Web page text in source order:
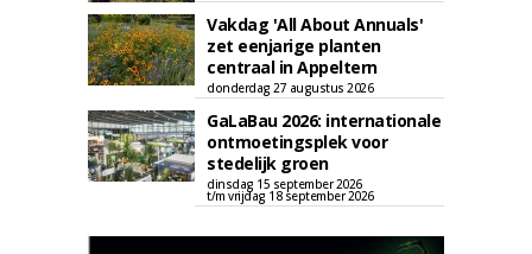
Vakdag 'All About Annuals'
zet eenjarige planten
centraal in Appeltern
donderdag 27 augustus 2026
GaLaBau 2026: internationale
ontmoetingsplek voor
stedelijk groen
dinsdag 15 september 2026
t/m vrijdag 18 september 2026